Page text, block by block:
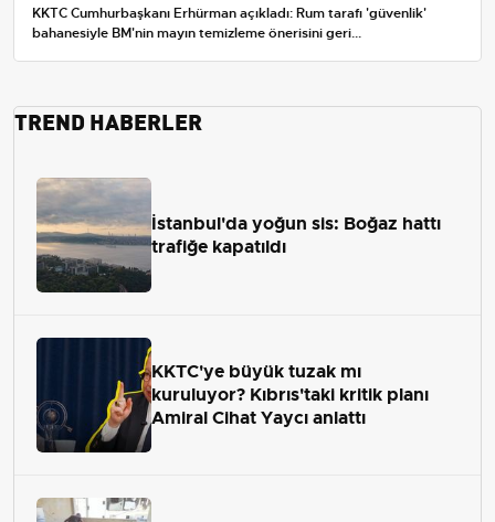
KKTC Cumhurbaşkanı Erhürman açıkladı: Rum tarafı 'güvenlik'
bahanesiyle BM'nin mayın temizleme önerisini geri...
TREND HABERLER
İstanbul'da yoğun sis: Boğaz hattı
trafiğe kapatıldı
KKTC'ye büyük tuzak mı
kuruluyor? Kıbrıs'taki kritik planı
Amiral Cihat Yaycı anlattı